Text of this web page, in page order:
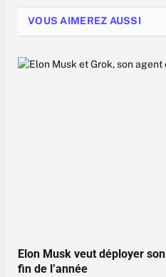
VOUS AIMEREZ AUSSI
Elon Musk veut déployer
fin de l’année